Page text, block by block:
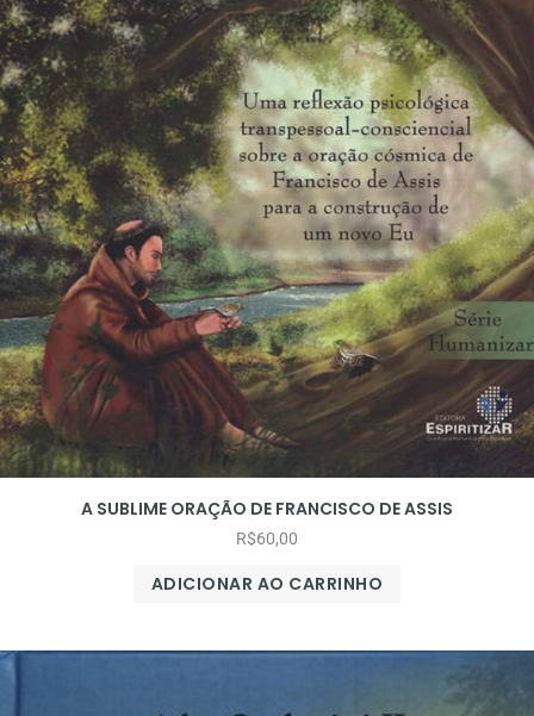
A SUBLIME ORAÇÃO DE FRANCISCO DE ASSIS
R$60,00
ADICIONAR AO CARRINHO